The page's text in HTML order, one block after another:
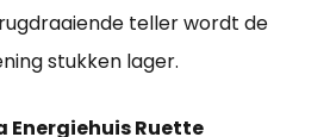
teller wordt de
stukken lager.
Energiehuis Ruette